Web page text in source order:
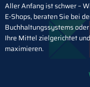
Aller Anfang ist schwer –
E-Shops, beraten Sie bei
Buchhaltungssystems
Ihre Mittel zielgerichtet
maximieren.